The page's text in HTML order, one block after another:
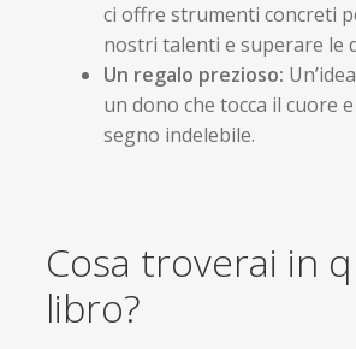
ci offre strumenti concreti
nostri talenti e superare le
Un regalo prezioso:
un dono che tocca il cuore
segno indelebile.
Cosa troverai in
libro?